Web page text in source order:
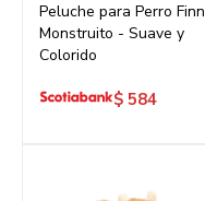
Peluche para Perro Finn
Monstruito - Suave y
Colorido
$ 584